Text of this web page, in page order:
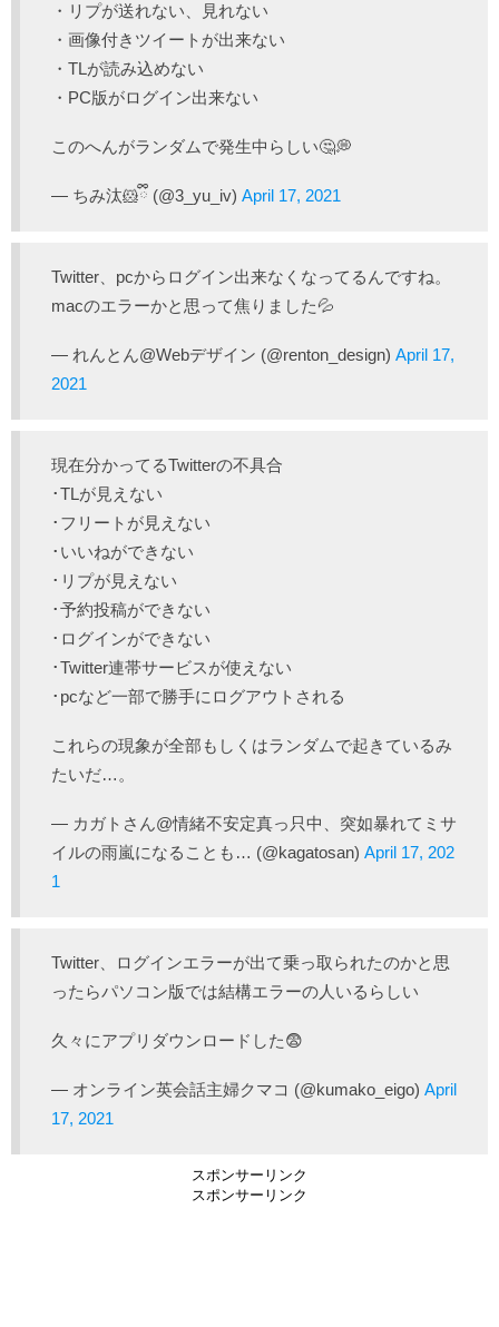
・リプが送れない、見れない
・画像付きツイートが出来ない
・TLが読み込めない
・PC版がログイン出来ない
このへんがランダムで発生中らしい🤔💭
— ちみ汰🐹ྀི (@3_yu_iv) April 17, 2021
Twitter、pcからログイン出来なくなってるんですね。
macのエラーかと思って焦りました💦
— れんとん@Webデザイン (@renton_design) April 17,
2021
現在分かってるTwitterの不具合
･TLが見えない
･フリートが見えない
･いいねができない
･リプが見えない
･予約投稿ができない
･ログインができない
･Twitter連帯サービスが使えない
･pcなど一部で勝手にログアウトされる
これらの現象が全部もしくはランダムで起きているみ
たいだ…。
— カガトさん@情緒不安定真っ只中、突如暴れてミサ
イルの雨嵐になることも… (@kagatosan) April 17, 202
1
Twitter、ログインエラーが出て乗っ取られたのかと思
ったらパソコン版では結構エラーの人いるらしい
久々にアプリダウンロードした😨
— オンライン英会話主婦クマコ (@kumako_eigo) April
17, 2021
スポンサーリンク
スポンサーリンク